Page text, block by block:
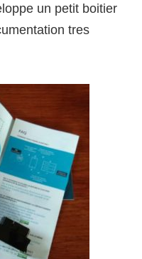
un petit boitier
tres